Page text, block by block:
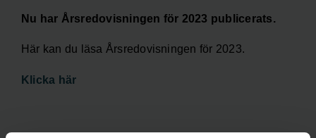
Nu har Årsredovisningen för 2023 publicerats.
Här kan du läsa Årsredovisningen för 2023.
Klicka här